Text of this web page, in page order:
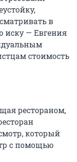
в
иску — Евгения
стоимость
рестораном,
который
с помощью